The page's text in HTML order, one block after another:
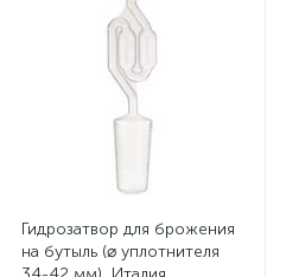
Гидрозатвор для брожения
на бутыль (⌀ уплотнителя